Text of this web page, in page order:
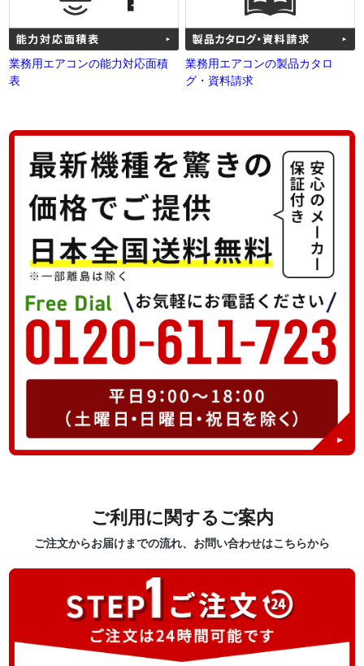
業務用エアコンの能力対応面積
表
業務用エアコンの製品カタロ
グ・資料請求
ご利用に関するご案内
ご注文からお届けまでの流れ、お問い合わせはこちらから